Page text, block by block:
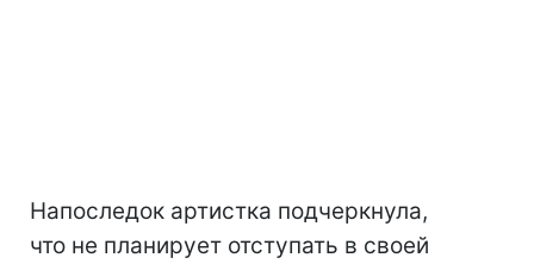
Напоследок артистка подчеркнула,
что не планирует отступать в своей